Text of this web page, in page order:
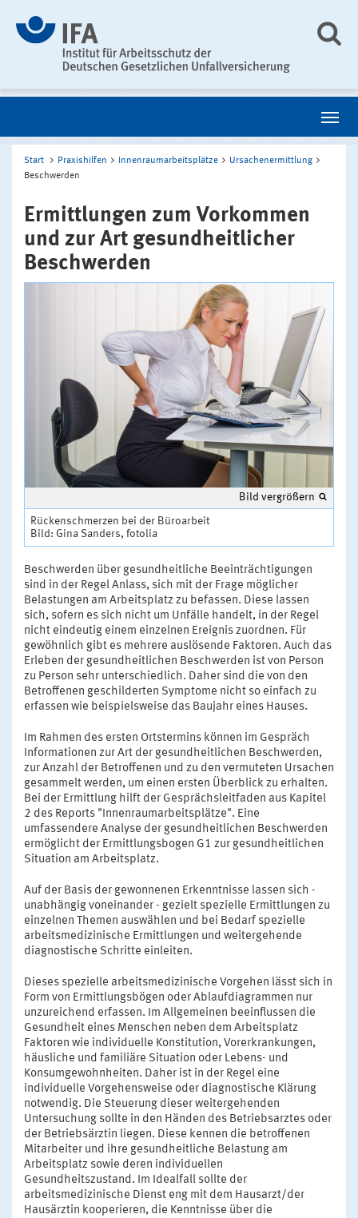
Start Praxishilfen Innenraumarbeitsplätze
Ursachenermittlung
Beschwerden
Ermittlungen zum Vorkommen
und zur Art gesundheitlicher
Beschwerden
Bild vergrößern
Rückenschmerzen bei der Büroarbeit
Bild: Gina Sanders, fotolia
Beschwerden über gesundheitliche Beeinträchtigungen
sind in der Regel Anlass, sich mit der Frage möglicher
Belastungen am Arbeitsplatz zu befassen. Diese lassen
sich, sofern es sich nicht um Unfälle handelt, in der Regel
nicht eindeutig einem einzelnen Ereignis zuordnen. Für
gewöhnlich gibt es mehrere auslösende Faktoren. Auch das
Erleben der gesundheitlichen Beschwerden ist von Person
zu Person sehr unterschiedlich. Daher sind die von den
Betroffenen geschilderten Symptome nicht so einfach zu
erfassen wie beispielsweise das Baujahr eines Hauses.
Im Rahmen des ersten Ortstermins können im Gespräch
Informationen zur Art der gesundheitlichen Beschwerden,
zur Anzahl der Betroffenen und zu den vermuteten Ursachen
gesammelt werden, um einen ersten Überblick zu erhalten.
Bei der Ermittlung hilft der Gesprächsleitfaden aus Kapitel
2 des Reports "Innenraumarbeitsplätze". Eine
umfassendere Analyse der gesundheitlichen Beschwerden
ermöglicht der Ermittlungsbogen G1 zur gesundheitlichen
Situation am Arbeitsplatz.
Auf der Basis der gewonnenen Erkenntnisse lassen sich -
unabhängig voneinander - gezielt spezielle Ermittlungen zu
einzelnen Themen auswählen und bei Bedarf spezielle
arbeitsmedizinische Ermittlungen und weitergehende
diagnostische Schritte einleiten.
Dieses spezielle arbeitsmedizinische Vorgehen lässt sich in
Form von Ermittlungsbögen oder Ablaufdiagrammen nur
unzureichend erfassen. Im Allgemeinen beeinflussen die
Gesundheit eines Menschen neben dem Arbeitsplatz
Faktoren wie individuelle Konstitution, Vorerkrankungen,
häusliche und familiäre Situation oder Lebens- und
Konsumgewohnheiten. Daher ist in der Regel eine
individuelle Vorgehensweise oder diagnostische Klärung
notwendig. Die Steuerung dieser weitergehenden
Untersuchung sollte in den Händen des Betriebsarztes oder
der Betriebsärztin liegen. Diese kennen die betroffenen
Mitarbeiter und ihre gesundheitliche Belastung am
Arbeitsplatz sowie deren individuellen
Gesundheitszustand. Im Idealfall sollte der
arbeitsmedizinische Dienst eng mit dem Hausarzt/der
Hausärztin kooperieren, die Kenntnisse über die